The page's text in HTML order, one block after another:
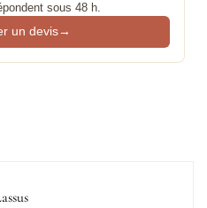
sous 48 h.
un devis→